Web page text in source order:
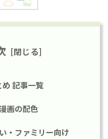
記事一覧
画の配色
・ファミリー向け